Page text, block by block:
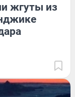
жгуты из